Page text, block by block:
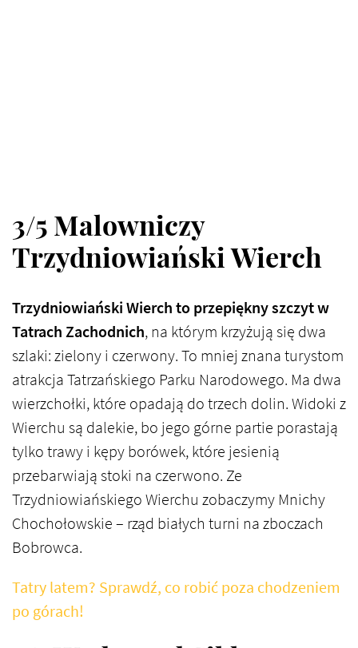
3/5 Malowniczy
Trzydniowiański Wierch
Trzydniowiański Wierch to przepiękny szczyt w
Tatrach Zachodnich, na którym krzyżują się dwa
szlaki: zielony i czerwony. To mniej znana turystom
atrakcja Tatrzańskiego Parku Narodowego. Ma dwa
wierzchołki, które opadają do trzech dolin. Widoki z
Wierchu są dalekie, bo jego górne partie porastają
tylko trawy i kępy borówek, które jesienią
przebarwiają stoki na czerwono. Ze
Trzydniowiańskiego Wierchu zobaczymy Mnichy
Chochołowskie – rząd białych turni na zboczach
Bobrowca.
Tatry latem? Sprawdź, co robić poza chodzeniem
po górach!